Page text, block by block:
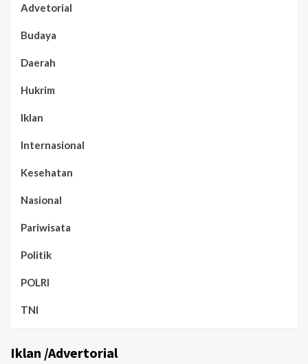
Advetorial
Budaya
Daerah
Hukrim
Iklan
Internasional
Kesehatan
Nasional
Pariwisata
Politik
POLRI
TNI
Iklan /Advertorial